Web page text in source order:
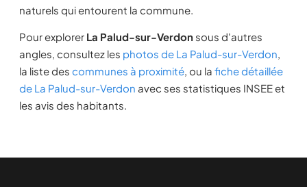
naturels qui entourent la commune.
Pour explorer La Palud-sur-Verdon sous d'autres
angles, consultez les photos de La Palud-sur-Verdon,
la liste des communes à proximité, ou la fiche détaillée
de La Palud-sur-Verdon avec ses statistiques INSEE et
les avis des habitants.